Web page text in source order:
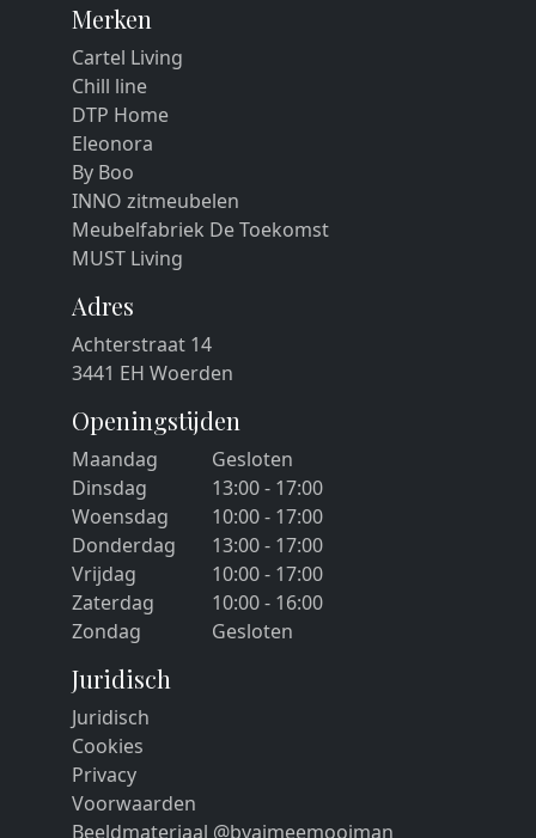
Merken
Cartel Living
Chill line
DTP Home
Eleonora
By Boo
INNO zitmeubelen
Meubelfabriek De Toekomst
MUST Living
Adres
Achterstraat 14
3441 EH Woerden
Openingstijden
Maandag
Gesloten
Dinsdag
13:00 - 17:00
Woensdag
10:00 - 17:00
Donderdag
13:00 - 17:00
Vrijdag
10:00 - 17:00
Zaterdag
10:00 - 16:00
Zondag
Gesloten
Juridisch
Juridisch
Cookies
Privacy
Voorwaarden
Beeldmateriaal @byaimeemooiman